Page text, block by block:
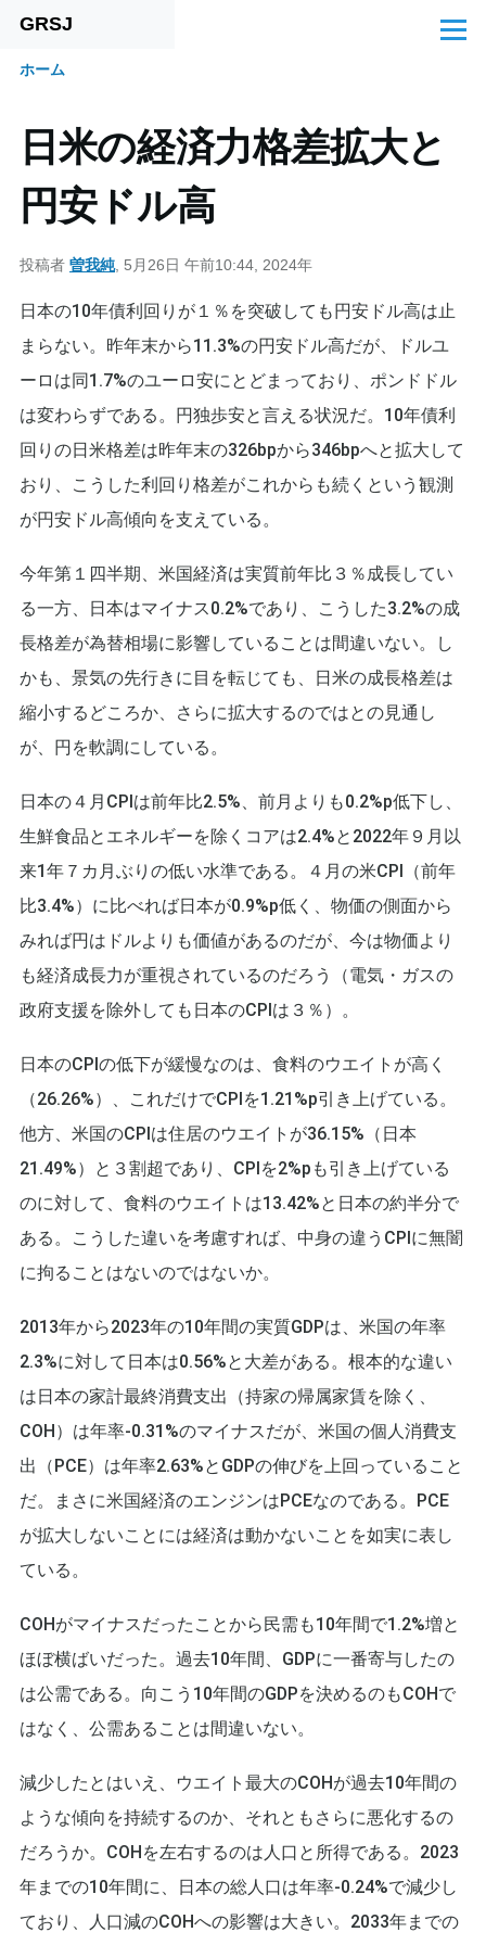
メインコンテンツに移動
GRSJ
メ
ン
く
ず
ホーム
日米の経済力格差拡大と
円安ドル高
投稿者 曽我純, 5月26日 午前10:44, 2024年
日本の10年債利回りが１％を突破しても円安ドル高は止
まらない。昨年末から11.3%の円安ドル高だが、ドルユ
ーロは同1.7%のユーロ安にとどまっており、ポンドドル
は変わらずである。円独歩安と言える状況だ。10年債利
回りの日米格差は昨年末の326bpから346bpへと拡大して
おり、こうした利回り格差がこれからも続くという観測
が円安ドル高傾向を支えている。
今年第１四半期、米国経済は実質前年比３％成長してい
る一方、日本はマイナス0.2%であり、こうした3.2%の成
長格差が為替相場に影響していることは間違いない。し
かも、景気の先行きに目を転じても、日米の成長格差は
縮小するどころか、さらに拡大するのではとの見通し
が、円を軟調にしている。
日本の４月CPIは前年比2.5%、前月よりも0.2%p低下し、
生鮮食品とエネルギーを除くコアは2.4%と2022年９月以
来1年７カ月ぶりの低い水準である。４月の米CPI（前年
比3.4%）に比べれば日本が0.9%p低く、物価の側面から
みれば円はドルよりも価値があるのだが、今は物価より
も経済成長力が重視されているのだろう（電気・ガスの
政府支援を除外しても日本のCPIは３％）。
日本のCPIの低下が緩慢なのは、食料のウエイトが高く
（26.26%）、これだけでCPIを1.21%p引き上げている。
他方、米国のCPIは住居のウエイトが36.15%（日本
21.49%）と３割超であり、CPIを2%pも引き上げている
のに対して、食料のウエイトは13.42%と日本の約半分で
ある。こうした違いを考慮すれば、中身の違うCPIに無闇
に拘ることはないのではないか。
2013年から2023年の10年間の実質GDPは、米国の年率
2.3%に対して日本は0.56%と大差がある。根本的な違い
は日本の家計最終消費支出（持家の帰属家賃を除く、
COH）は年率-0.31%のマイナスだが、米国の個人消費支
出（PCE）は年率2.63%とGDPの伸びを上回っていること
だ。まさに米国経済のエンジンはPCEなのである。PCE
が拡大しないことには経済は動かないことを如実に表し
ている。
COHがマイナスだったことから民需も10年間で1.2%増と
ほぼ横ばいだった。過去10年間、GDPに一番寄与したの
は公需である。向こう10年間のGDPを決めるのもCOHで
はなく、公需あることは間違いない。
減少したとはいえ、ウエイト最大のCOHが過去10年間の
ような傾向を持続するのか、それともさらに悪化するの
だろうか。COHを左右するのは人口と所得である。2023
年までの10年間に、日本の総人口は年率-0.24%で減少し
ており、人口減のCOHへの影響は大きい。2033年までの